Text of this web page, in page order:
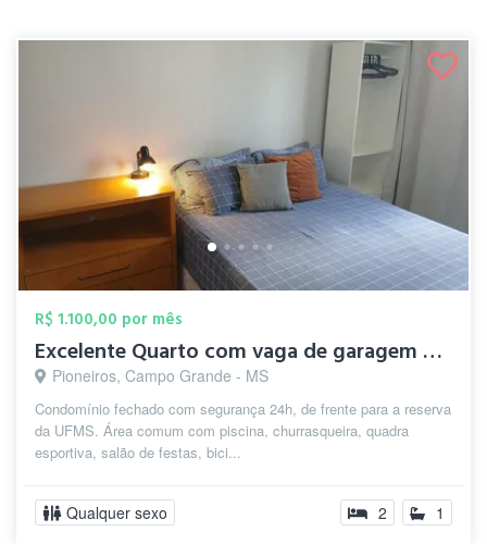
R$ 1.100,00 por mês
Excelente Quarto com vaga de garagem ao ...
Pioneiros, Campo Grande - MS
Condomínio fechado com segurança 24h, de frente para a reserva
da UFMS. Área comum com piscina, churrasqueira, quadra
esportiva, salão de festas, bici...
Qualquer sexo 2 1